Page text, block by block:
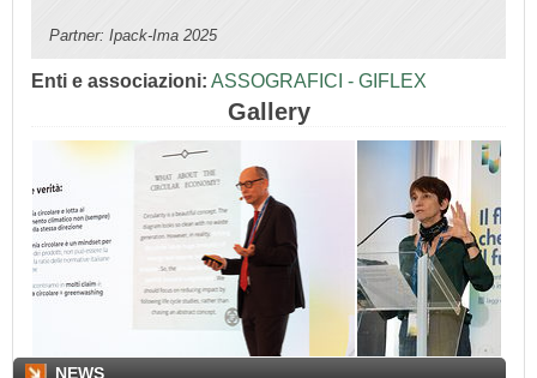
Partner: Ipack-Ima 2025
Enti e associazioni: ASSOGRAFICI - GIFLEX
Gallery
NEWS